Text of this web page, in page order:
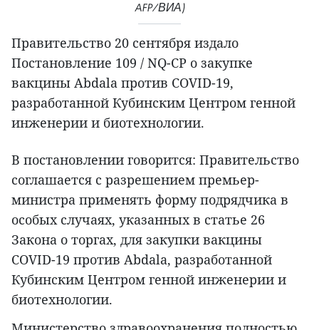
AFP/ВИА)
Правительство 20 сентября издало
Постановление 109 / NQ-CP о закупке
вакцины Abdala против COVID-19,
разработанной Кубинским Центром генной
инженерии и биотехнологии.
В постановлении говорится: Правительство
соглашается с разрешением премьер-
министра применять форму подрядчика в
особых случаях, указанных в статье 26
Закона о торгах, для закупки вакцины
COVID-19 против Abdala, разработанной
Кубинским Центром генной инженерии и
биотехнологии.